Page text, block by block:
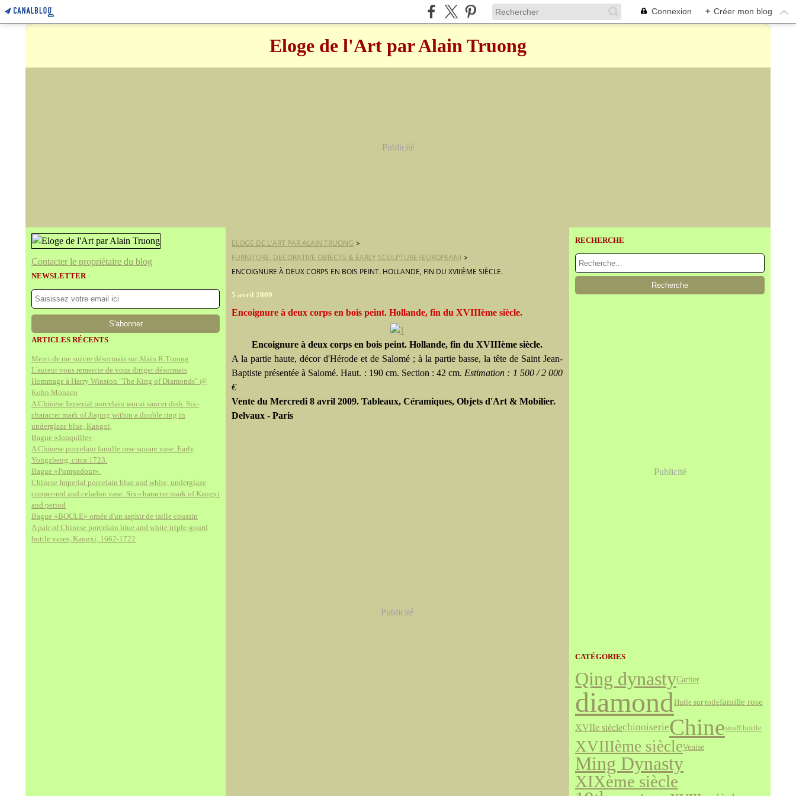
Connexion + Créer mon blog
Eloge de l'Art par Alain Truong
Publicité
Contacter le propriétaire du blog
NEWSLETTER
ARTICLES RÉCENTS
Merci de me suivre désormais sur Alain.R.Truong
L'auteur vous remercie de vous diriger désormais
Hommage à Harry Winston "The King of Diamonds" @
Kohn Monaco
A Chinese Imperial porcelain wucai saucer dish. Six-
character mark of Jiajing within a double ring in
underglaze blue, Kangxi,
Bague «Jonquille»
A Chinese porcelain famille rose square vase. Early
Yongzheng, circa 1723.
Bague «Pompadour».
Chinese Imperial porcelain blue and white, underglaze
copper-red and celadon vase. Six-character mark of Kangxi
and period
Bague «BOULE» ornée d'un saphir de taille coussin
A pair of Chinese porcelain blue and white triple-gourd
bottle vases, Kangxi, 1662-1722
ELOGE DE L'ART PAR ALAIN TRUONG >
FURNITURE, DECORATIVE OBJECTS & EARLY SCULPTURE (EUROPEAN) >
ENCOIGNURE À DEUX CORPS EN BOIS PEINT. HOLLANDE, FIN DU XVIIIÈME SIÈCLE.
5 avril 2009
Encoignure à deux corps en bois peint. Hollande, fin du XVIIIème siècle.
Encoignure à deux corps en bois peint. Hollande, fin du XVIIIème siècle.
A la partie haute, décor d'Hérode et de Salomé ; à la partie basse, la tête de Saint Jean-
Baptiste présentée à Salomé. Haut. : 190 cm. Section : 42 cm. Estimation : 1 500 / 2 000
€
Vente du Mercredi 8 avril 2009. Tableaux, Céramiques, Objets d'Art & Mobilier.
Delvaux - Paris
Publicité
RECHERCHE
Publicité
CATÉGORIES
Qing dynastyCartier
diamondHuile sur toilefamille rose
XVIIe sièclechinoiserieChinesnuff bottle
XVIIIème siècleVenise
Ming Dynasty
XIXème siècle